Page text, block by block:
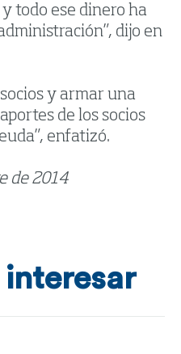
todo ese dinero ha
dijo en
y armar una
de los socios
enfatizó.
de 2014
interesar